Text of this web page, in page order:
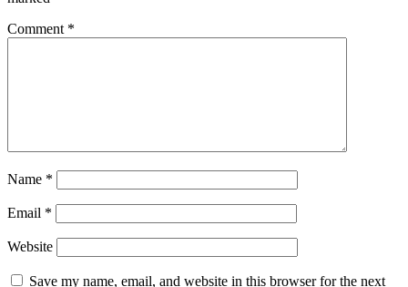
Comment *
Name *
Email *
Website
Save my name, email, and website in this browser for the next